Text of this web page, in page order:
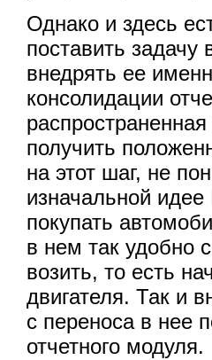
Однако и здесь
поставить
внедрять ее
консолидации
получить
на этот шаг, не
изначальной
покупать
в нем так удобно
возить, то есть
двигателя. Так и
с переноса в нее
отчетного модуля.